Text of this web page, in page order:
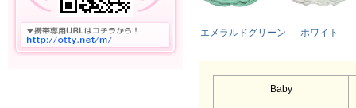
エメラルドグリーン ホワイト
Baby